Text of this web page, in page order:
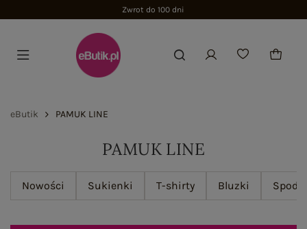
Zwrot do 100 dni
eButik PAMUK LINE
PAMUK LINE
Nowości Sukienki T-shirty Bluzki